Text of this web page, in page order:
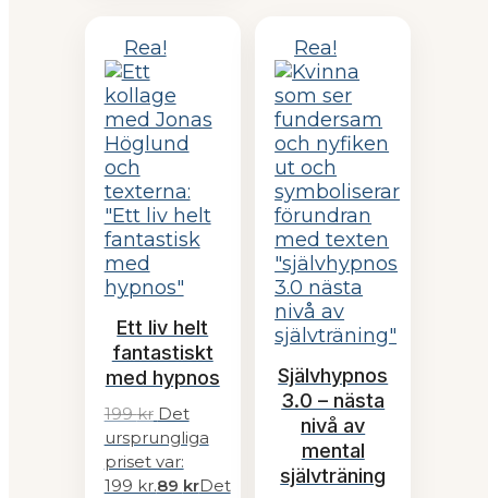
Rea!
Ett liv helt
fantastiskt
med hypnos
199kr Det
ursprungliga
priset var:
199 kr.89 krDet
Rea!
Självhypnos
3.0 – nästa
nivå av
mental
självträning